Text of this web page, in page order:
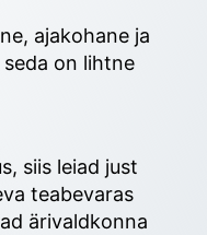
ajakohane ja
on lihtne
siis leiad just
teabevaras
ärivaldkonna